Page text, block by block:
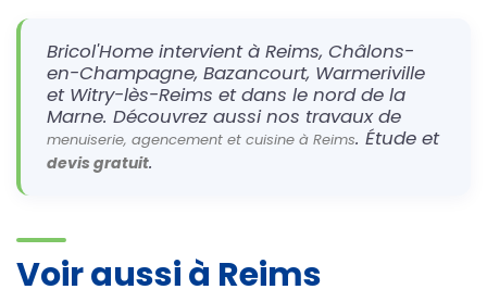
Bricol'Home intervient à Reims, Châlons-
en-Champagne, Bazancourt, Warmeriville
et Witry-lès-Reims et dans le nord de la
Marne. Découvrez aussi nos travaux de
menuiserie, agencement et cuisine à Reims. Étude et
devis gratuit.
Voir aussi à Reims